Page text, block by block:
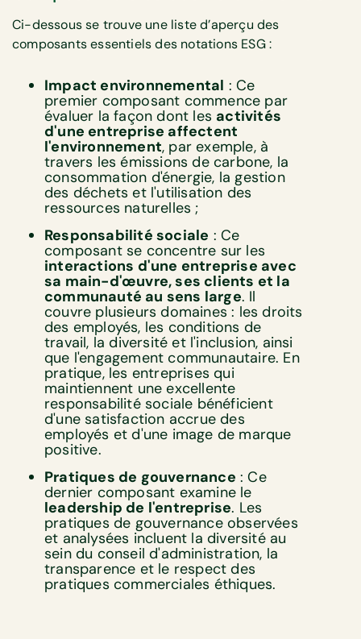
Ci-dessous se trouve une liste d’aperçu des
composants essentiels des notations ESG :
Impact environnemental : Ce
premier composant commence par
évaluer la façon dont les activités
d'une entreprise affectent
l'environnement, par exemple, à
travers les émissions de carbone, la
consommation d'énergie, la gestion
des déchets et l'utilisation des
ressources naturelles ;
Responsabilité sociale : Ce
composant se concentre sur les
interactions d'une entreprise avec
sa main-d'œuvre, ses clients et la
communauté au sens large. Il
couvre plusieurs domaines : les droits
des employés, les conditions de
travail, la diversité et l'inclusion, ainsi
que l'engagement communautaire. En
pratique, les entreprises qui
maintiennent une excellente
responsabilité sociale bénéficient
d'une satisfaction accrue des
employés et d'une image de marque
positive.
Pratiques de gouvernance : Ce
dernier composant examine le
leadership de l'entreprise. Les
pratiques de gouvernance observées
et analysées incluent la diversité au
sein du conseil d'administration, la
transparence et le respect des
pratiques commerciales éthiques.